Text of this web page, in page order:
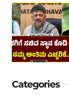
Categories